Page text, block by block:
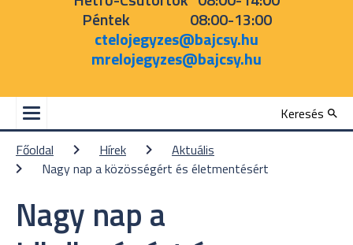
Péntek 08:00-13:00
ctelojegyzes@bajcsy.hu
mrelojegyzes@bajcsy.hu
Keresés
Főoldal
Hírek
Aktuális
Nagy nap a közösségért és életmentésért
Nagy nap a